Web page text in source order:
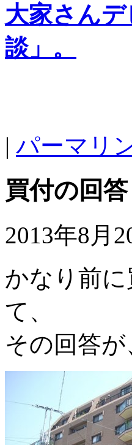
大家さん
談」。
| パーマリ
買付の回
2013年8月
かなり前
て、
その回答